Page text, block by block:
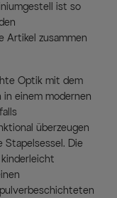
ist so
Artikel zusammen
Optik mit dem
einem modernen
überzeugen
Stapelsessel. Die